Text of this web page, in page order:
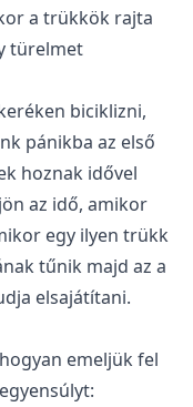
a trükkök rajta
türelmet
biciklizni,
pánikba az első
hoznak idővel
az idő, amikor
egy ilyen trükk
tűnik majd az a
elsajátítani.
emeljük fel